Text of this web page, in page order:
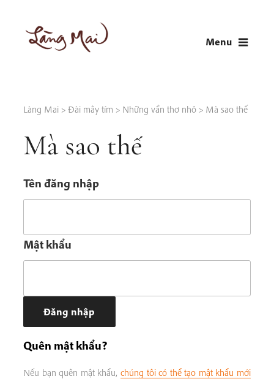
content
Menu
Làng Mai > Đài mây tím > Những vần thơ nhỏ > Mà sao thế
Mà sao thế
Tên đăng nhập
Mật khẩu
Quên mật khẩu?
Nếu bạn quên mật khẩu, chúng tôi có thể tạo mật khẩu mới